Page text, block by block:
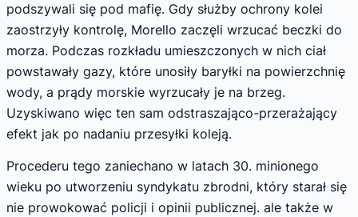
podszywali się pod mafię. Gdy służby ochrony kolei
zaostrzyły kontrolę, Morello zaczęli wrzucać beczki do
morza. Podczas rozkładu umieszczonych w nich ciał
powstawały gazy, które unosiły baryłki na powierzchnię
wody, a prądy morskie wyrzucały je na brzeg.
Uzyskiwano więc ten sam odstraszająco-przerażający
efekt jak po nadaniu przesyłki koleją.
Procederu tego zaniechano w latach 30. minionego
wieku po utworzeniu syndykatu zbrodni, który starał się
nie prowokować policji i opinii publicznej. ale także w